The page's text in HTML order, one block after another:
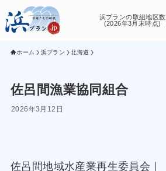
浜プランの取組地区数
(2026年3月末時点)
ホーム 浜プラン 北海道
佐呂間漁業協同組合
2026年3月12日
佐呂間地域水産業再生委員会｜